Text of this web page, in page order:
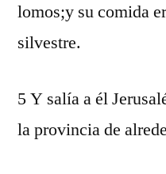
lomos;y su comida
silvestre.
5 Y salía a él
la provincia de